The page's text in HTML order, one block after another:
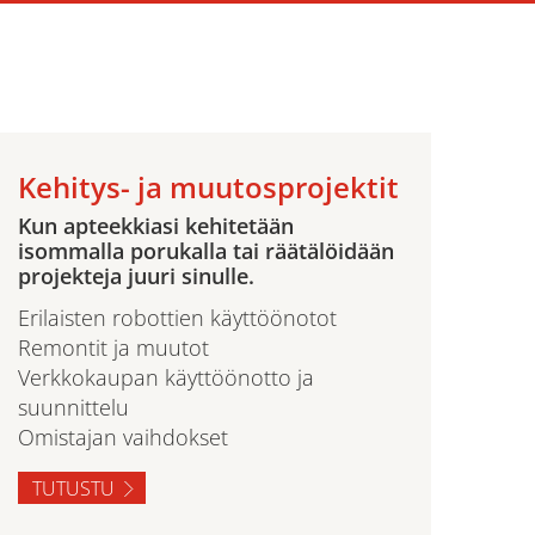
Kehitys- ja muutosprojektit
Kun apteekkiasi kehitetään
isommalla porukalla tai räätälöidään
projekteja juuri sinulle.
Erilaisten robottien käyttöönotot
Remontit ja muutot
Verkkokaupan käyttöönotto ja
suunnittelu
Omistajan vaihdokset
TUTUSTU